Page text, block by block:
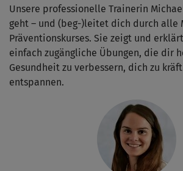
Unsere professionelle Trainerin
geht – und (beg-)leitet dich durch alle
Präventionskurses. Sie zeigt und
einfach zugängliche Übungen, die dir
Gesundheit zu verbessern, dich zu
entspannen.